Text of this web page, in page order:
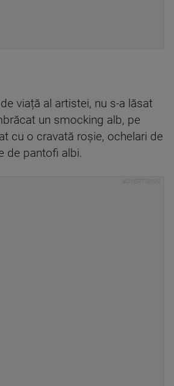
viață al artistei, nu s-a lăsat
un smocking alb, pe
cu o cravată roșie, ochelari de
de pantofi albi.